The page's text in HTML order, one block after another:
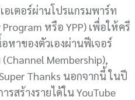
อเตอร์ผ่านโปรแกรมพาร์ท
Program หรือ YPP) เพื่อให้ครี
หาของตัวเองผ่านฟีเจอร์
Membership),
Thanks นอกจากนี้ ในปี
รสร้างรายได้ใน YouTube